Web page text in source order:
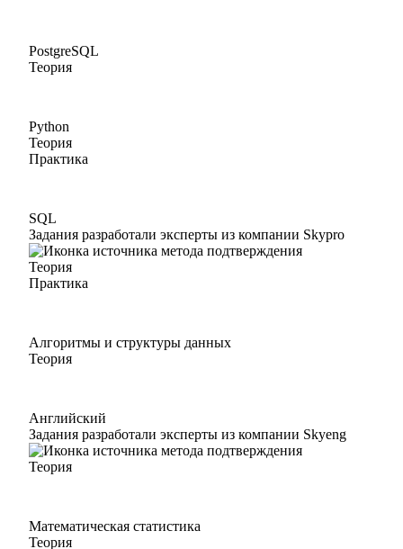
PostgreSQL
Теория
Python
Теория
Практика
SQL
Задания разработали эксперты из компании Skypro
Теория
Практика
Алгоритмы и структуры данных
Теория
Английский
Задания разработали эксперты из компании Skyeng
Теория
Математическая статистика
Теория